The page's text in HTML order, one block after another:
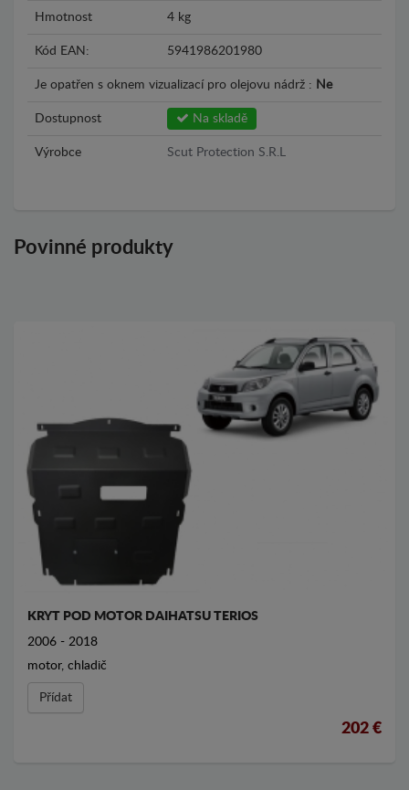
Hmotnost 4 kg
Kód EAN: 5941986201980
Je opatřen s oknem vizualizací pro olejovu nádrž : Ne
Dostupnost Na skladě
Výrobce Scut Protection S.R.L
Povinné produkty
KRYT POD MOTOR DAIHATSU TERIOS
2006 - 2018
motor, chladič
Přídat
202 €